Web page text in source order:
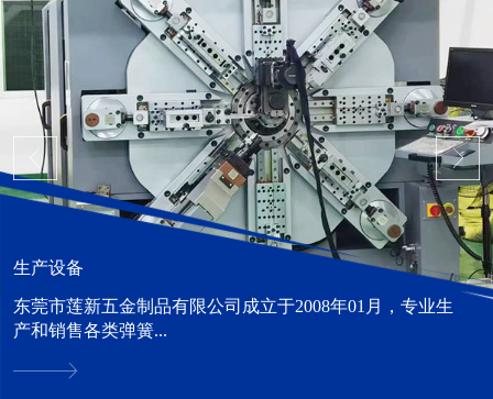
生产设备
东莞市莲新五金制品有限公司成立于2008年01月，专业生
产和销售各类弹簧...